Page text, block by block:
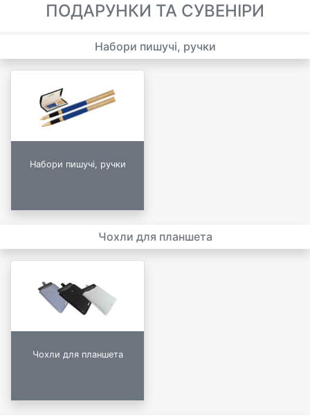
ПОДАРУНКИ ТА СУВЕНІРИ
Набори пишучі, ручки
Набори пишучі, ручки
Чохли для планшета
Чохли для планшета